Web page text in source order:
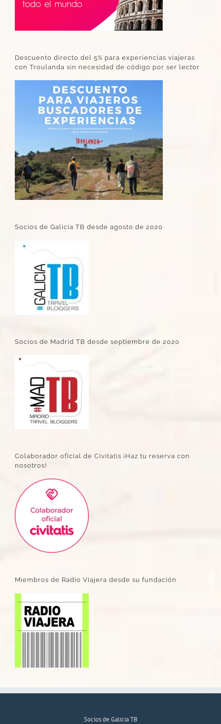
Descuento directo del 5% para experiencias viajeras
con Troulanda sin necesidad de código por ser lector
Socios de Galicia TB desde agosto de 2020
Socios de Madrid TB desde septiembre de 2020
Colaborador oficial de Civitatis ¡Haz tu reserva con
nosotros!
Miembros de Radio Viajera desde su fundación
Socios de Galicia TB